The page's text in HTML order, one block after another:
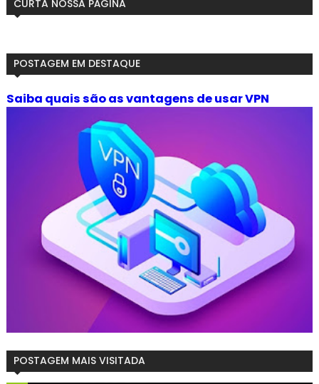
CURTA NOSSA PÁGINA
POSTAGEM EM DESTAQUE
Saiba quais são as vantagens de usar VPN
POSTAGEM MAIS VISITADA